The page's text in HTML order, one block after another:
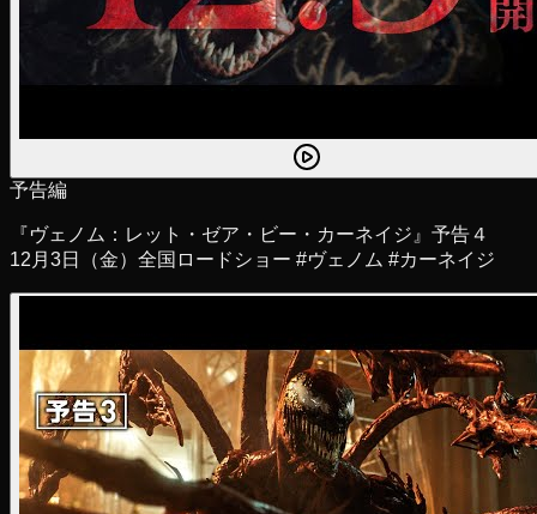
予告編
『ヴェノム：レット・ゼア・ビー・カーネイジ』予告４
12月3日（金）全国ロードショー #ヴェノム #カーネイジ